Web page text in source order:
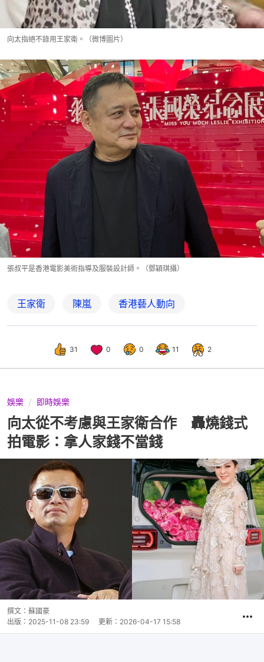
向太指絕不錄用王家衛。（微博圖片）
張叔平是香港電影美術指導及服裝設計師。（鄧穎琪攝）
王家衛 陳嵐 香港藝人動向
31 0 0 11 2
娛樂 即時娛樂
向太從不考慮與王家衛合作 轟燒錢式
拍電影：拿人家錢不當錢
撰文： 蘇國豪
出版： 2025-11-08 23:59 更新： 2026-04-17 15:58